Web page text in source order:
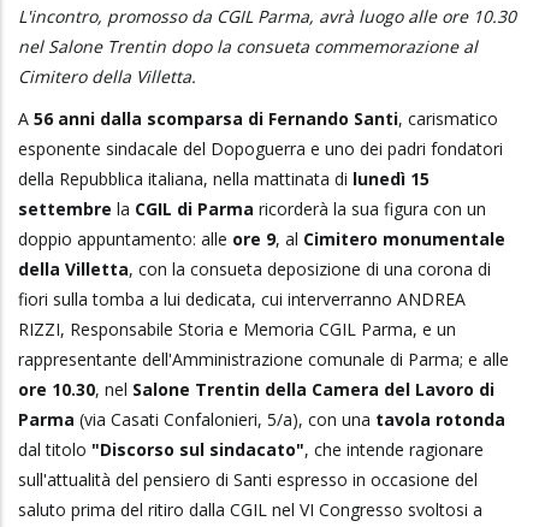
L'incontro, promosso da CGIL Parma, avrà luogo alle ore 10.30
nel Salone Trentin dopo la consueta commemorazione al
Cimitero della Villetta.
A 56 anni dalla scomparsa di Fernando Santi, carismatico
esponente sindacale del Dopoguerra e uno dei padri fondatori
della Repubblica italiana, nella mattinata di lunedì 15
settembre la CGIL di Parma ricorderà la sua figura con un
doppio appuntamento: alle ore 9, al Cimitero monumentale
della Villetta, con la consueta deposizione di una corona di
fiori sulla tomba a lui dedicata, cui interverranno ANDREA
RIZZI, Responsabile Storia e Memoria CGIL Parma, e un
rappresentante dell'Amministrazione comunale di Parma; e alle
ore 10.30, nel Salone Trentin della Camera del Lavoro di
Parma (via Casati Confalonieri, 5/a), con una tavola rotonda
dal titolo "Discorso sul sindacato", che intende ragionare
sull'attualità del pensiero di Santi espresso in occasione del
saluto prima del ritiro dalla CGIL nel VI Congresso svoltosi a